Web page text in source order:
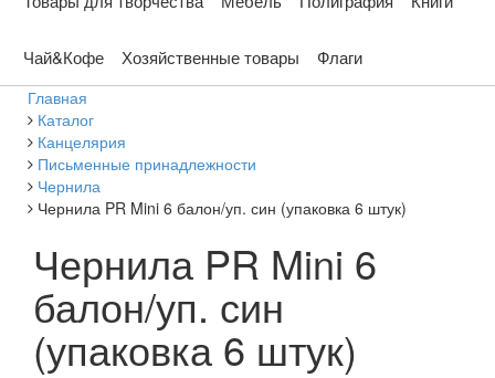
Чай&Кофе Хозяйственные товары Флаги
Главная
Каталог
Канцелярия
Письменные принадлежности
Чернила
Чернила PR Mini 6 балон/уп. син (упаковка 6 штук)
Чернила PR Mini 6
балон/уп. син
(упаковка 6 штук)